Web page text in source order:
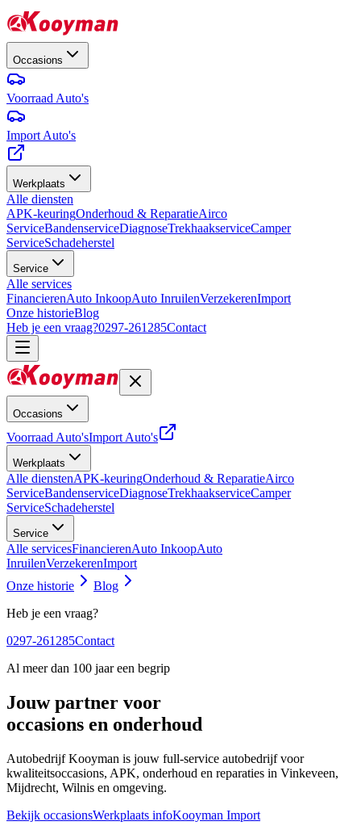
Occasions
Voorraad Auto's
Import Auto's
Werkplaats
Alle diensten
APK-keuringOnderhoud & ReparatieAirco
ServiceBandenserviceDiagnoseTrekhaakserviceCamper
ServiceSchadeherstel
Service
Alle services
FinancierenAuto InkoopAuto InruilenVerzekerenImport
Onze historieBlog
Heb je een vraag?0297-261285Contact
Occasions
Voorraad Auto'sImport Auto's
Werkplaats
Alle dienstenAPK-keuringOnderhoud & ReparatieAirco
ServiceBandenserviceDiagnoseTrekhaakserviceCamper
ServiceSchadeherstel
Service
Alle servicesFinancierenAuto InkoopAuto
InruilenVerzekerenImport
Onze historie
Blog
Heb je een vraag?
0297-261285Contact
Al meer dan 100 jaar een begrip
Jouw partner voor
occasions en onderhoud
Autobedrijf Kooyman is jouw full-service autobedrijf voor
kwaliteitsoccasions, APK, onderhoud en reparaties in Vinkeveen,
Mijdrecht, Wilnis en omgeving.
Bekijk occasionsWerkplaats infoKooyman Import